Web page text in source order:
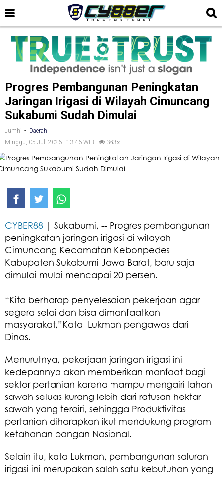
Progres Pembangunan Peningkatan
Jaringan Irigasi di Wilayah Cimuncang
Sukabumi Sudah Dimulai
Jumhi - Daerah
Minggu, 05 Juli 2026 - 13:46 WIB
363x
CYBER88 | Sukabumi, -- Progres pembangunan
peningkatan jaringan irigasi di wilayah
Cimuncang Kecamatan Kebonpedes
Kabupaten Sukabumi Jawa Barat, baru saja
dimulai mulai mencapai 20 persen.
“Kita berharap penyelesaian pekerjaan agar
segera selai dan bisa dimanfaatkan
masyarakat,”Kata Lukman pengawas dari
Dinas.
Menurutnya, pekerjaan jaringan irigasi ini
kedepannya akan memberikan manfaat bagi
sektor pertanian karena mampu mengairi lahan
sawah seluas kurang lebih dari ratusan hektar
sawah yang terairi, sehingga Produktivitas
pertanian diharapkan ikut mendukung program
ketahanan pangan Nasional.
Selain itu, kata Lukman, pembangunan saluran
irigasi ini merupakan salah satu kebutuhan yang